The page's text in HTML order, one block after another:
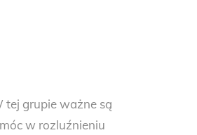
tej grupie ważne są
w rozluźnieniu